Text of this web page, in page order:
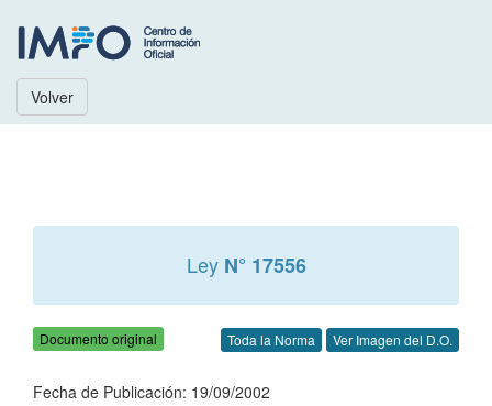
Volver
Ley N° 17556
Documento original Toda la Norma Ver Imagen del D.O.
Fecha de Publicación: 19/09/2002